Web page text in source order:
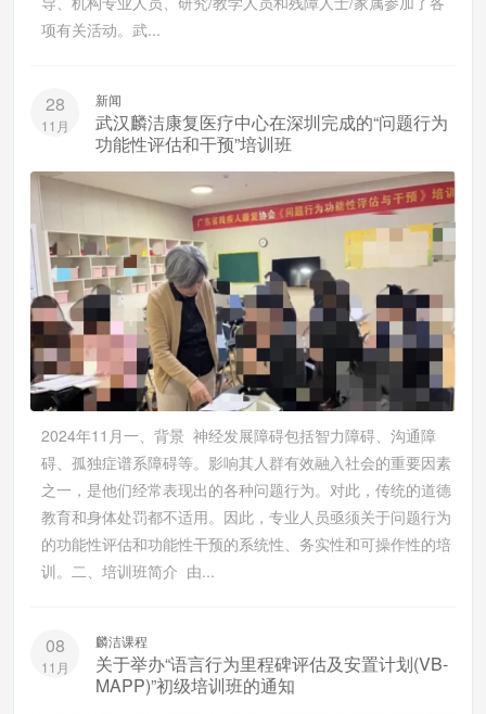
项有关活动。武...
28
11月
新闻
武汉麟洁康复医疗中心在深圳完成的“问题行为
功能性评估和干预”培训班
2024年11月一、背景 神经发展障碍包括智力障碍、沟通障
碍、孤独症谱系障碍等。影响其人群有效融入社会的重要因素
之一，是他们经常表现出的各种问题行为。对此，传统的道德
教育和身体处罚都不适用。因此，专业人员亟须关于问题行为
的功能性评估和功能性干预的系统性、务实性和可操作性的培
训。二、培训班简介 由...
08
11月
麟洁课程
关于举办“语言行为里程碑评估及安置计划(VB-
MAPP)”初级培训班的通知